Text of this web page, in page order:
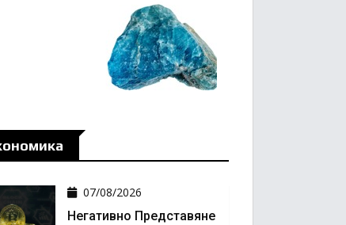
07/08/2026
Негативно Представяне